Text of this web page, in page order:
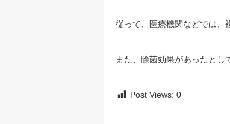
従って、医療機関などでは、
また、除菌効果があったと
Post Views: 0